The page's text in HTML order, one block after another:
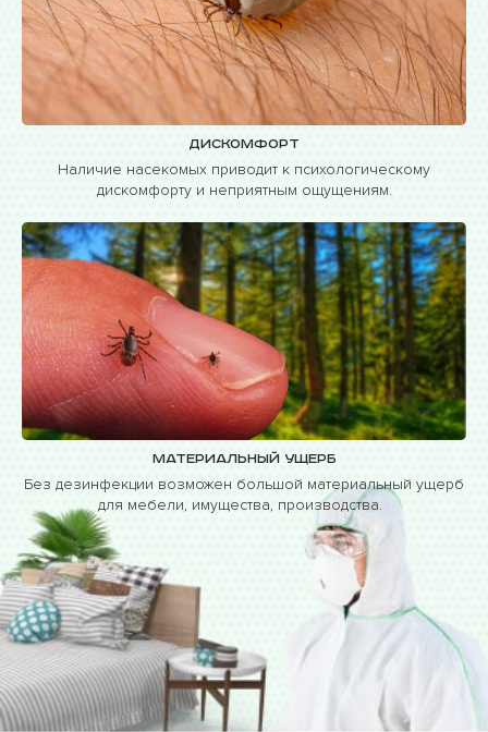
Дискомфорт
Наличие насекомых приводит к психологическому
дискомфорту и неприятным ощущениям.
Материальный ущерб
Без дезинфекции возможен большой материальный ущерб
для мебели, имущества, производства.